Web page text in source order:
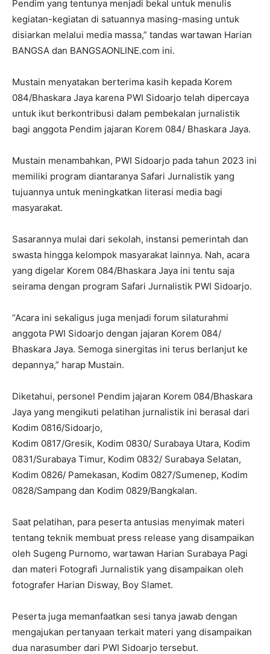
Pendim yang tentunya menjadi bekal untuk menulis
kegiatan-kegiatan di satuannya masing-masing untuk
disiarkan melalui media massa,” tandas wartawan Harian
BANGSA dan BANGSAONLINE.com ini.
Mustain menyatakan berterima kasih kepada Korem
084/Bhaskara Jaya karena PWI Sidoarjo telah dipercaya
untuk ikut berkontribusi dalam pembekalan jurnalistik
bagi anggota Pendim jajaran Korem 084/ Bhaskara Jaya.
Mustain menambahkan, PWI Sidoarjo pada tahun 2023 ini
memiliki program diantaranya Safari Jurnalistik yang
tujuannya untuk meningkatkan literasi media bagi
masyarakat.
Sasarannya mulai dari sekolah, instansi pemerintah dan
swasta hingga kelompok masyarakat lainnya. Nah, acara
yang digelar Korem 084/Bhaskara Jaya ini tentu saja
seirama dengan program Safari Jurnalistik PWI Sidoarjo.
“Acara ini sekaligus juga menjadi forum silaturahmi
anggota PWI Sidoarjo dengan jajaran Korem 084/
Bhaskara Jaya. Semoga sinergitas ini terus berlanjut ke
depannya,” harap Mustain.
Diketahui, personel Pendim jajaran Korem 084/Bhaskara
Jaya yang mengikuti pelatihan jurnalistik ini berasal dari
Kodim 0816/Sidoarjo,
Kodim 0817/Gresik, Kodim 0830/ Surabaya Utara, Kodim
0831/Surabaya Timur, Kodim 0832/ Surabaya Selatan,
Kodim 0826/ Pamekasan, Kodim 0827/Sumenep, Kodim
0828/Sampang dan Kodim 0829/Bangkalan.
Saat pelatihan, para peserta antusias menyimak materi
tentang teknik membuat press release yang disampaikan
oleh Sugeng Purnomo, wartawan Harian Surabaya Pagi
dan materi Fotografi Jurnalistik yang disampaikan oleh
fotografer Harian Disway, Boy Slamet.
Peserta juga memanfaatkan sesi tanya jawab dengan
mengajukan pertanyaan terkait materi yang disampaikan
dua narasumber dari PWI Sidoarjo tersebut.